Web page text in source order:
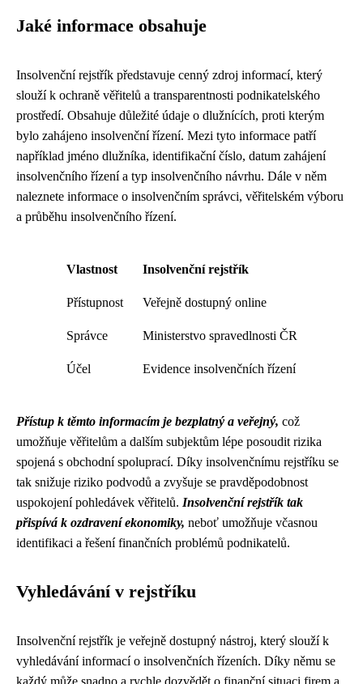
Jaké informace obsahuje
Insolvenční rejstřík představuje cenný zdroj informací, který
slouží k ochraně věřitelů a transparentnosti podnikatelského
prostředí. Obsahuje důležité údaje o dlužnících, proti kterým
bylo zahájeno insolvenční řízení. Mezi tyto informace patří
například jméno dlužníka, identifikační číslo, datum zahájení
insolvenčního řízení a typ insolvenčního návrhu. Dále v něm
naleznete informace o insolvenčním správci, věřitelském výboru
a průběhu insolvenčního řízení.
Vlastnost Insolvenční rejstřík
Přístupnost Veřejně dostupný online
Správce Ministerstvo spravedlnosti ČR
Účel Evidence insolvenčních řízení
Přístup k těmto informacím je bezplatný a veřejný, což
umožňuje věřitelům a dalším subjektům lépe posoudit rizika
spojená s obchodní spoluprací. Díky insolvenčnímu rejstříku se
tak snižuje riziko podvodů a zvyšuje se pravděpodobnost
uspokojení pohledávek věřitelů. Insolvenční rejstřík tak
přispívá k ozdravení ekonomiky, neboť umožňuje včasnou
identifikaci a řešení finančních problémů podnikatelů.
Vyhledávání v rejstříku
Insolvenční rejstřík je veřejně dostupný nástroj, který slouží k
vyhledávání informací o insolvenčních řízeních. Díky němu se
každý může snadno a rychle dozvědět o finanční situaci firem a